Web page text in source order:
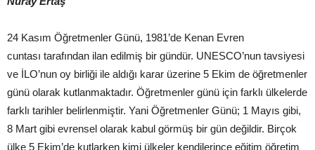
24 Kasım Öğretmenler Günü, 1981’de Kenan Evren
cuntası tarafından ilan edilmiş bir gündür. UNESCO’nun tavsiyesi
ve İLO’nun oy birliği ile aldığı karar üzerine 5 Ekim de öğretmenler
günü olarak kutlanmaktadır. Öğretmenler günü için farklı ülkelerde
farklı tarihler belirlenmiştir. Yani Öğretmenler Günü; 1 Mayıs gibi,
8 Mart gibi evrensel olarak kabul görmüş bir gün değildir. Birçok
ülke 5 Ekim’de kutlarken kimi ülkeler kendilerince eğitim öğretim